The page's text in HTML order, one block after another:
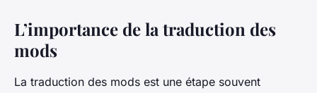
L’importance de la traduction des
mods
La traduction des mods est une étape souvent